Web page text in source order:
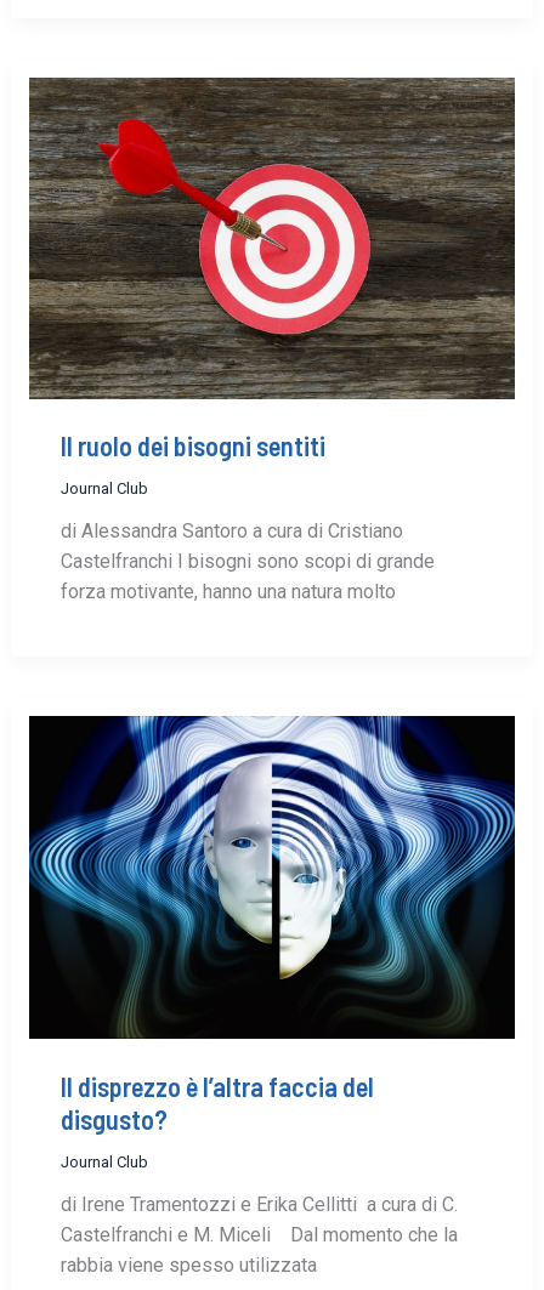
Il ruolo dei bisogni sentiti
Journal Club
di Alessandra Santoro a cura di Cristiano
Castelfranchi I bisogni sono scopi di grande
forza motivante, hanno una natura molto
Il disprezzo è l’altra faccia del
disgusto?
Journal Club
di Irene Tramentozzi e Erika Cellitti a cura di C.
Castelfranchi e M. Miceli Dal ­momento che la
rabbia viene spesso utilizzata